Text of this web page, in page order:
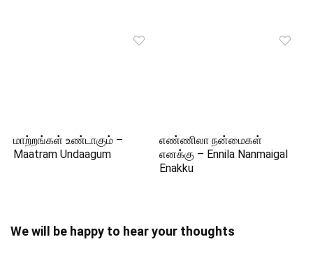
மாற்றங்கள் உண்டாகும் –
Maatram Undaagum
எண்ணிலா நன்மைகள்
எனக்கு – Ennila Nanmaigal
Enakku
We will be happy to hear your thoughts